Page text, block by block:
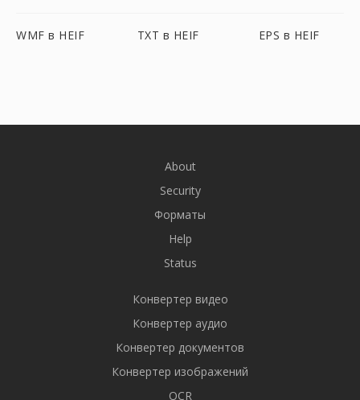
WMF в HEIF TXT в HEIF EPS в HEIF
About
Security
Форматы
Help
Status
Конвертер видео
Конвертер аудио
Конвертер документов
Конвертер изображений
OCR